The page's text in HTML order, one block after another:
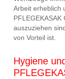
Arbeit erheblich
auszuziehen
von Vorteil ist.
Hygiene